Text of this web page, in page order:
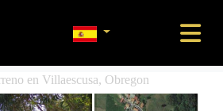
en Villaescusa, Obregon